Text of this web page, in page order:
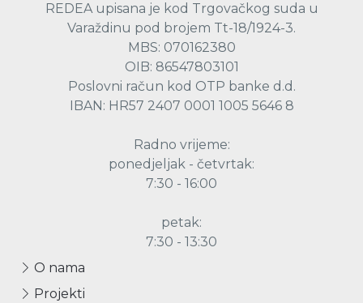
REDEA upisana je kod Trgovačkog suda u
Varaždinu pod brojem Tt-18/1924-3.
MBS: 070162380
OIB: 86547803101
Poslovni račun kod OTP banke d.d.
IBAN: HR57 2407 0001 1005 5646 8
Radno vrijeme:
ponedjeljak - četvrtak:
7:30 - 16:00
petak:
7:30 - 13:30
O nama
Projekti